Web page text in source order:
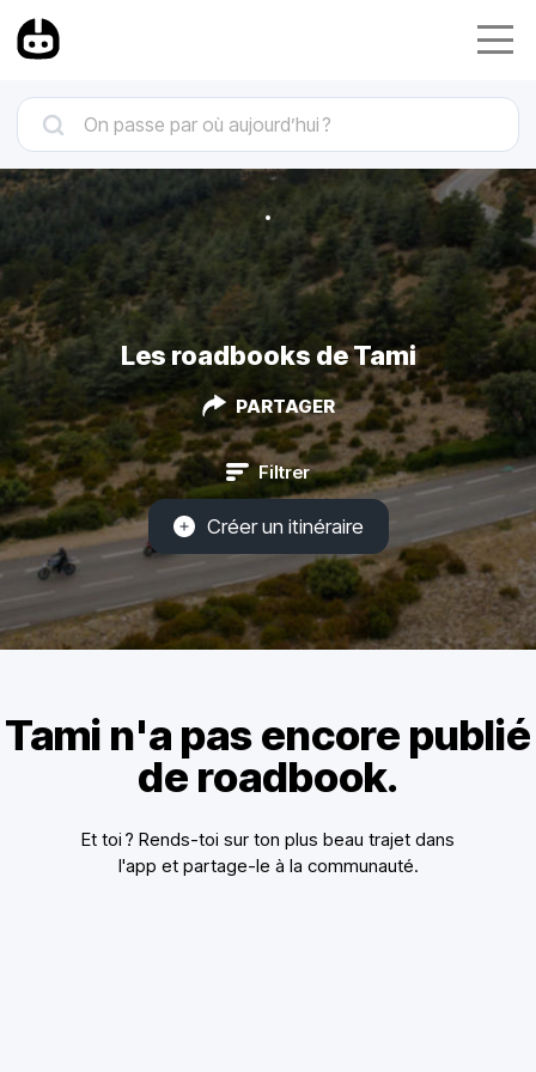
Les roadbooks de Tami
PARTAGER
Filtrer
Créer un itinéraire
Tami n'a pas encore publié
de roadbook.
Et toi ? Rends-toi sur ton plus beau trajet dans
l'app et partage-le à la communauté.